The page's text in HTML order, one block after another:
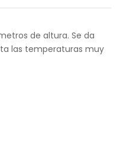
de altura. Se da
las temperaturas muy